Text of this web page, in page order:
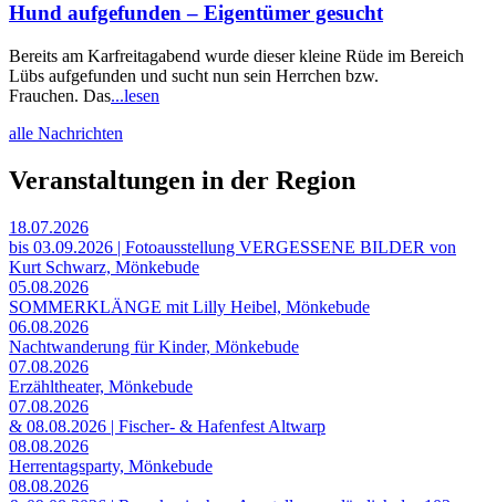
Hund aufgefunden – Eigentümer gesucht
Bereits am Karfreitagabend wurde dieser kleine Rüde im Bereich
Lübs aufgefunden und sucht nun sein Herrchen bzw.
Frauchen. Das...lesen
alle Nachrichten
Veranstaltungen in der Region
18.07.2026
bis 03.09.2026 | Fotoausstellung VERGESSENE BILDER von
Kurt Schwarz, Mönkebude
05.08.2026
SOMMERKLÄNGE mit Lilly Heibel, Mönkebude
06.08.2026
Nachtwanderung für Kinder, Mönkebude
07.08.2026
Erzähltheater, Mönkebude
07.08.2026
& 08.08.2026 | Fischer- & Hafenfest Altwarp
08.08.2026
Herrentagsparty, Mönkebude
08.08.2026